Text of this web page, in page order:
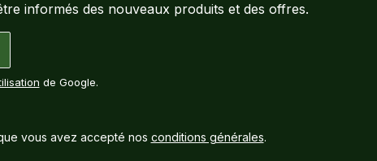
informés des nouveaux produits et des offres.
de Google.
vous avez accepté nos conditions générales.